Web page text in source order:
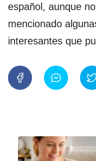
español, aunque
mencionado
interesantes que